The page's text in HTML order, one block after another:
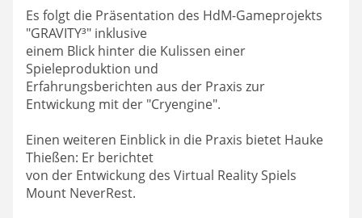
Es folgt die Präsentation des HdM-Gameprojekts
"GRAVITY³" inklusive
einem Blick hinter die Kulissen einer
Spieleproduktion und
Erfahrungsberichten aus der Praxis zur
Entwickung mit der "Cryengine".
Einen weiteren Einblick in die Praxis bietet Hauke
Thießen: Er berichtet
von der Entwickung des Virtual Reality Spiels
Mount NeverRest.